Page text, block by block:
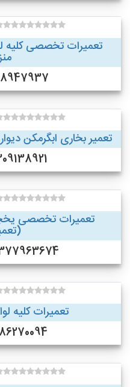
تعمیرات تخصصی کلیه
09058947937
تعمیر بخاری ابگرمکن
09309138921
تعمیرات تخصصی
09377963674
تعمیرات کلیه
09186270094